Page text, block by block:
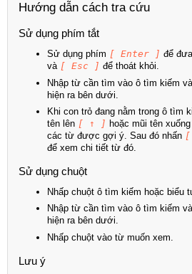
Hướng dẫn cách tra cứu
Sử dụng phím tắt
Sử dụng phím [ Enter ] để
và [ Esc ] để thoát khỏi.
Nhập từ cần tìm vào ô tìm kiếm
hiện ra bên dưới.
Khi con trỏ đang nằm trong ô tìm
tên lên [ ↑ ] hoặc mũi tên xuống
các từ được gợi ý. Sau đó nhấn [
để xem chi tiết từ đó.
Sử dụng chuột
Nhấp chuột ô tìm kiếm hoặc biểu
Nhập từ cần tìm vào ô tìm kiếm
hiện ra bên dưới.
Nhấp chuột vào từ muốn xem.
Lưu ý